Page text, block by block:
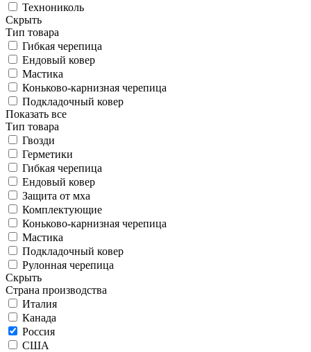
Технониколь
Скрыть
Тип товара
Гибкая черепица
Ендовый ковер
Мастика
Коньково-карнизная черепица
Подкладочный ковер
Показать все
Тип товара
Гвозди
Герметики
Гибкая черепица
Ендовый ковер
Защита от мха
Комплектующие
Коньково-карнизная черепица
Мастика
Подкладочный ковер
Рулонная черепица
Скрыть
Страна производства
Италия
Канада
Россия
США